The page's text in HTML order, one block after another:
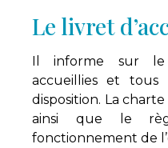
Le livret
Il informe sur le
accueillies et tous
disposition. La
ainsi que le
fonctionnement de